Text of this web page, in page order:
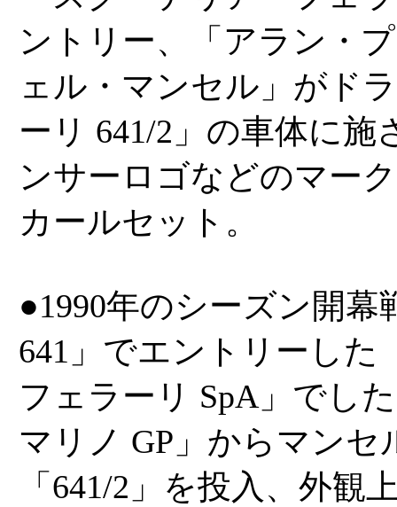
ントリー、「アラン・
ェル・マンセル」がド
ーリ 641/2」の車体に
ンサーロゴなどのマー
カールセット。
●1990年のシーズン開
641」でエントリーした
フェラーリ SpA」でし
マリノ GP」からマンセ
「641/2」を投入、外観